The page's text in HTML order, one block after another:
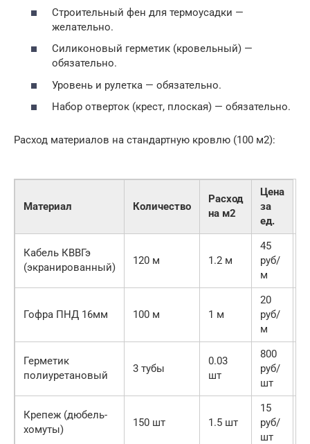
Строительный фен для термоусадки —
желательно.
Силиконовый герметик (кровельный) —
обязательно.
Уровень и рулетка — обязательно.
Набор отверток (крест, плоская) — обязательно.
Расход материалов на стандартную кровлю (100 м2):
Материал Количество
Расход
на м2
Цена
за
ед.
Кабель КВВГэ
(экранированный)
120 м 1.2 м
45
руб/
м
Гофра ПНД 16мм 100 м 1 м
20
руб/
м
Герметик
полиуретановый
3 тубы
0.03
шт
800
руб/
шт
Крепеж (дюбель-
хомуты)
150 шт 1.5 шт
15
руб/
шт